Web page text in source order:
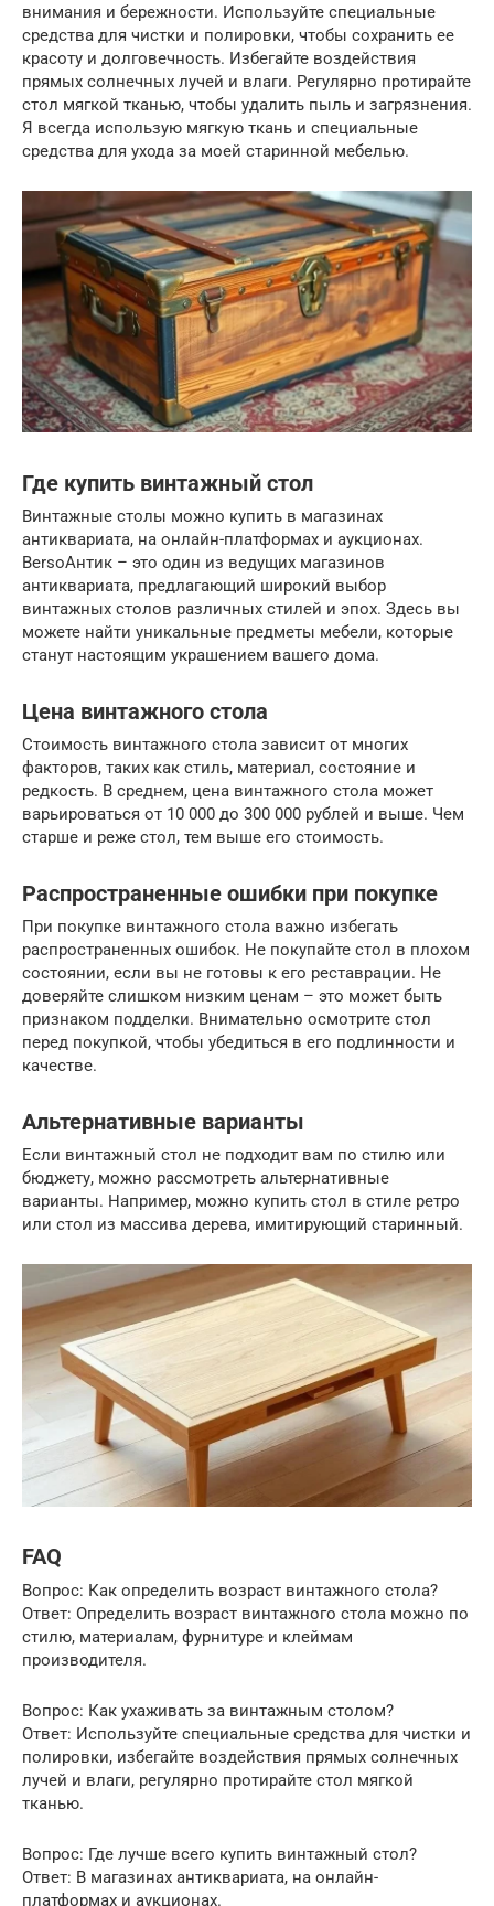
внимания и бережности. Используйте специальные
средства для чистки и полировки, чтобы сохранить ее
красоту и долговечность. Избегайте воздействия
прямых солнечных лучей и влаги. Регулярно протирайте
стол мягкой тканью, чтобы удалить пыль и загрязнения.
Я всегда использую мягкую ткань и специальные
средства для ухода за моей старинной мебелью.
Где купить винтажный стол
Винтажные столы можно купить в магазинах
антиквариата, на онлайн-платформах и аукционах.
BersoАнтик – это один из ведущих магазинов
антиквариата, предлагающий широкий выбор
винтажных столов различных стилей и эпох. Здесь вы
можете найти уникальные предметы мебели, которые
станут настоящим украшением вашего дома.
Цена винтажного стола
Стоимость винтажного стола зависит от многих
факторов, таких как стиль, материал, состояние и
редкость. В среднем, цена винтажного стола может
варьироваться от 10 000 до 300 000 рублей и выше. Чем
старше и реже стол, тем выше его стоимость.
Распространенные ошибки при покупке
При покупке винтажного стола важно избегать
распространенных ошибок. Не покупайте стол в плохом
состоянии, если вы не готовы к его реставрации. Не
доверяйте слишком низким ценам – это может быть
признаком подделки. Внимательно осмотрите стол
перед покупкой, чтобы убедиться в его подлинности и
качестве.
Альтернативные варианты
Если винтажный стол не подходит вам по стилю или
бюджету, можно рассмотреть альтернативные
варианты. Например, можно купить стол в стиле ретро
или стол из массива дерева, имитирующий старинный.
FAQ
Вопрос: Как определить возраст винтажного стола?
Ответ: Определить возраст винтажного стола можно по
стилю, материалам, фурнитуре и клеймам
производителя.
Вопрос: Как ухаживать за винтажным столом?
Ответ: Используйте специальные средства для чистки и
полировки, избегайте воздействия прямых солнечных
лучей и влаги, регулярно протирайте стол мягкой
тканью.
Вопрос: Где лучше всего купить винтажный стол?
Ответ: В магазинах антиквариата, на онлайн-
платформах и аукционах.